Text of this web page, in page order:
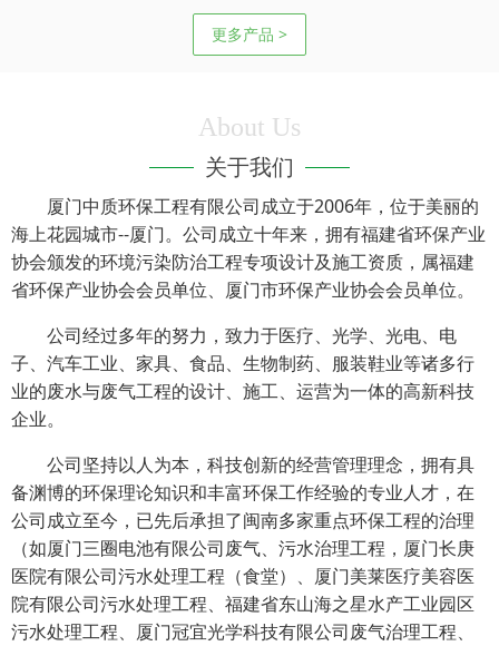
更多产品 >
About Us
关于我们
厦门中质环保工程有限公司成立于2006年，位于美丽的
海上花园城市--厦门。公司成立十年来，拥有福建省环保产业
协会颁发的环境污染防治工程专项设计及施工资质，属福建
省环保产业协会会员单位、厦门市环保产业协会会员单位。
公司经过多年的努力，致力于医疗、光学、光电、电
子、汽车工业、家具、食品、生物制药、服装鞋业等诸多行
业的废水与废气工程的设计、施工、运营为一体的高新科技
企业。
公司坚持以人为本，科技创新的经营管理理念，拥有具
备渊博的环保理论知识和丰富环保工作经验的专业人才，在
公司成立至今，已先后承担了闽南多家重点环保工程的治理
（如厦门三圈电池有限公司废气、污水治理工程，厦门长庚
医院有限公司污水处理工程（食堂）、厦门美莱医疗美容医
院有限公司污水处理工程、福建省东山海之星水产工业园区
污水处理工程、厦门冠宜光学科技有限公司废气治理工程、